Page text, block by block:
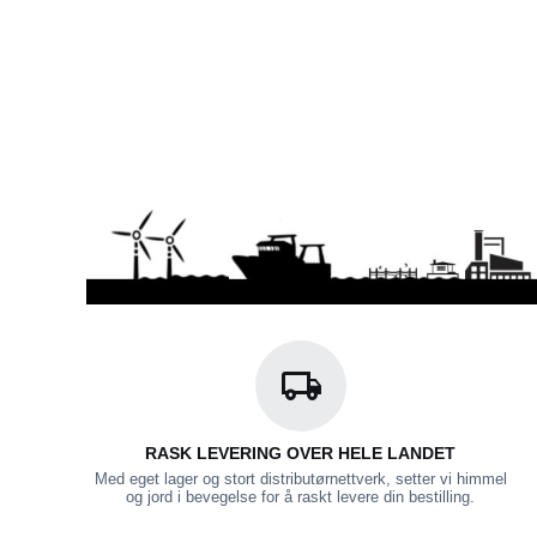
RASK LEVERING OVER HELE LANDET
Med eget lager og stort distributørnettverk, setter vi himmel
og jord i bevegelse for å raskt levere din bestilling.